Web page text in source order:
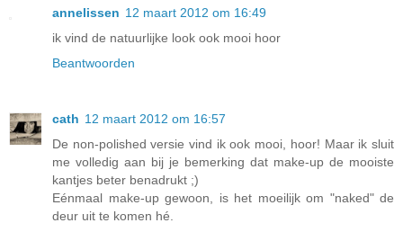
annelissen 12 maart 2012 om 16:49
ik vind de natuurlijke look ook mooi hoor
Beantwoorden
cath 12 maart 2012 om 16:57
De non-polished versie vind ik ook mooi, hoor! Maar ik sluit
me volledig aan bij je bemerking dat make-up de mooiste
kantjes beter benadrukt ;)
Eénmaal make-up gewoon, is het moeilijk om "naked" de
deur uit te komen hé.